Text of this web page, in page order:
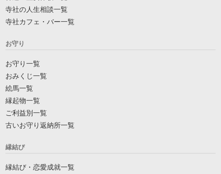
寺社の人生相談一覧
寺社カフェ・バー一覧
お守り
お守り一覧
おみくじ一覧
絵馬一覧
縁起物一覧
ご利益別一覧
古いお守り返納所一覧
縁結び
縁結び・恋愛成就一覧